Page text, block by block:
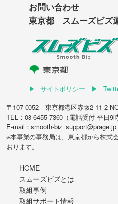
お問い合わせ
東京都 スムーズビズ
サイトポリシー
〒107-0052 東京都港区赤坂2-11-2
TEL：03-6455-7360（電話受付 平日9
E-mail：smooth-biz_support@prage.jp
※本事業の事務局は、東京都から株式
おります。
HOME
スムーズビズとは
取組事例
取組サポート情報